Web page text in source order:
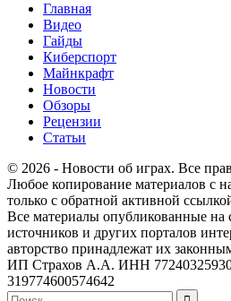
Главная
Видео
Гайды
Киберспорт
Майнкрафт
Новости
Обзоры
Рецензии
Статьи
© 2026 - Новости об играх. Все
Любое копирование материалов с
только с обратной активной
Все материалы опубликованные на
источников и других порталов
авторство принадлежат их
ИП Страхов А.А. ИНН
319774600574642